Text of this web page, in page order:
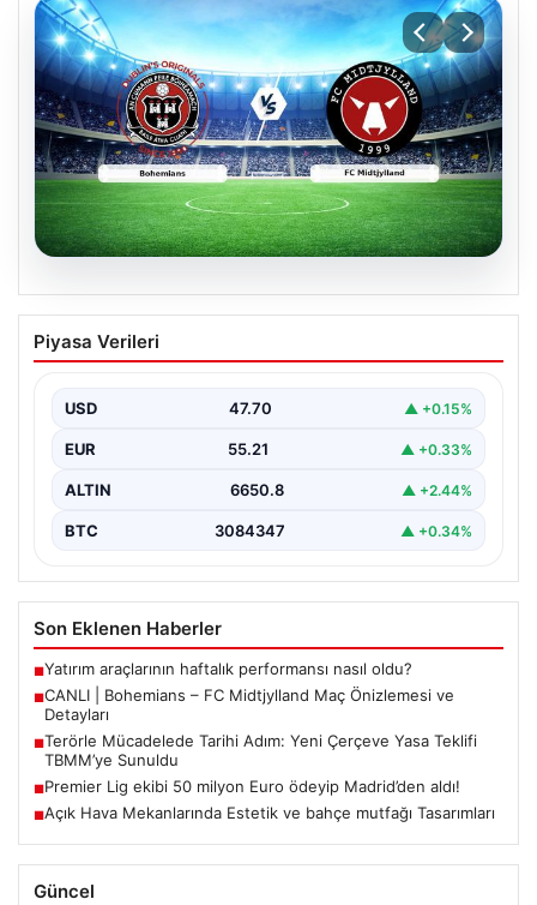
06.08.2026
CANLI | Bohemians – FC Midtjylland
Maç Önizlemesi ve Detayları
yaşanıyor. Bohemians ile FC Midtjylland, 06 Ağustos
2026…
Piyasa Verileri
USD 47.70 ▲ +0.15%
EUR 55.21 ▲ +0.33%
ALTIN 6650.8 ▲ +2.44%
BTC 3084347 ▲ +0.34%
Son Eklenen Haberler
■Yatırım araçlarının haftalık performansı nasıl oldu?
■CANLI | Bohemians – FC Midtjylland Maç Önizlemesi ve
Detayları
■Terörle Mücadelede Tarihi Adım: Yeni Çerçeve Yasa Teklifi
TBMM’ye Sunuldu
■Premier Lig ekibi 50 milyon Euro ödeyip Madrid’den aldı!
■Açık Hava Mekanlarında Estetik ve bahçe mutfağı Tasarımları
Güncel